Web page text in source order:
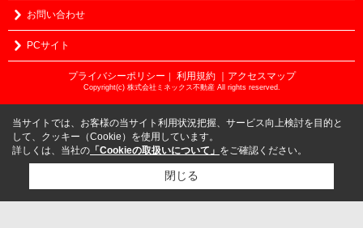
お問い合わせ
PCサイト
プライバシーポリシー ｜ 利用規約 ｜アクセスマップ
Copyright(c) 株式会社ミネックス不動産 All rights reserved.
当サイトでは、お客様の当サイト利用状況把握、サービス向上検討を目的と
して、クッキー（Cookie）を使用しています。
詳しくは、当社の 「Cookieの取扱いについて」 をご確認ください。
閉じる